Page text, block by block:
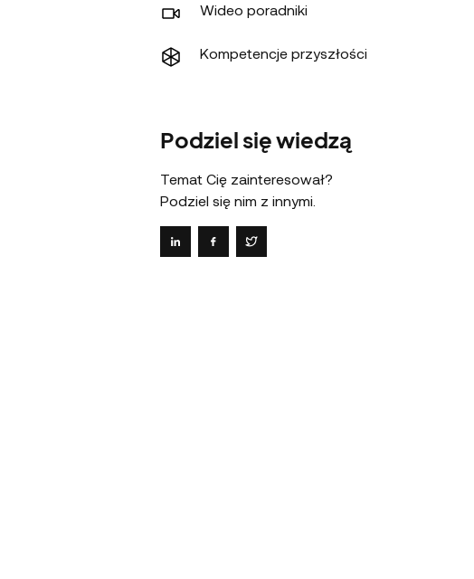
Wideo poradniki
Kompetencje przyszłości
Podziel się wiedzą
Temat Cię zainteresował?
Podziel się nim z innymi.